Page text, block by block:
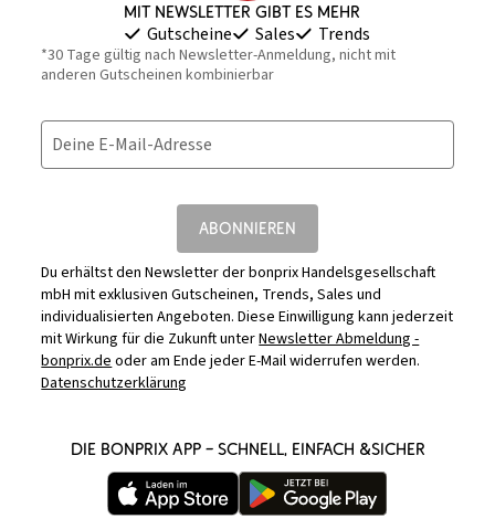
Mit Newsletter gibt es mehr
Gutscheine Sales Trends
*30 Tage gültig nach Newsletter-Anmeldung, nicht mit
anderen Gutscheinen kombinierbar
Deine E-Mail-Adresse
ABONNIEREN
Du erhältst den Newsletter der bonprix Handelsgesellschaft
mbH mit exklusiven Gutscheinen, Trends, Sales und
individualisierten Angeboten. Diese Einwilligung kann jederzeit
mit Wirkung für die Zukunft unterNewsletter Abmeldung -
bonprix.deoder am Ende jeder E-Mail widerrufen werden.
Datenschutzerklärung
DIE BONPRIX APP – SCHNELL, EINFACH &SICHER